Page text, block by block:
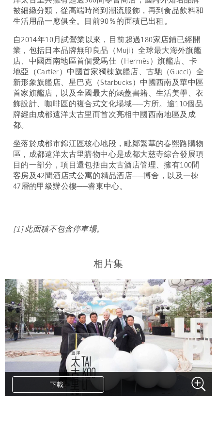
被細緻分類，從高端時尚到潮流服飾，再到食品飲料和
生活用品一應俱全。目前90％的面積已出租。
自2014年10月試營業以來，目前超過180家店鋪已經開
業，包括日本品牌無印良品（Muji）全球最大海外旗艦
店、中國西南地區首個愛馬仕（Hermès）旗艦店、卡
地亞（Cartier）中國首家獨棟旗艦店、古馳（Gucci）全
新形象旗艦店、星巴克（Starbucks）中國西南及華中區
首家旗艦店，以及全國最大的涵蓋書籍、生活美學、衣
飾設計、咖啡區的複合式文化場域──方所。逾110個品
牌經由成都遠洋太古里而首次亮相中國西南地區及成
都。
坐落於成都市錦江區核心地段，毗鄰繁華的春熙路購物
區，成都遠洋太古里購物中心是成都大慈寺綜合發展項
目的一部分，項目還包括由太古酒店管理、擁有100間
客房及42間酒店式公寓的精品酒店──博舍，以及一棟
47層的甲級辦公樓──睿東中心。
[1] 此面積不包含停車場。
相片集
下載